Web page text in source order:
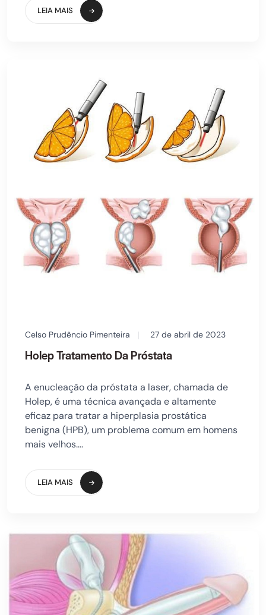
LEIA MAIS
Celso Prudêncio Pimenteira 27 de abril de 2023
Holep Tratamento Da Próstata
A enucleação da próstata a laser, chamada de
Holep, é uma técnica avançada e altamente
eficaz para tratar a hiperplasia prostática
benigna (HPB), um problema comum em homens
mais velhos....
LEIA MAIS